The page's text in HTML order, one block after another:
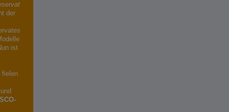
der
ist
fielen